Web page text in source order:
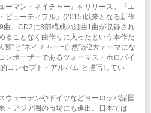
ーマン・ネイチャー』をリリース。『エ
ビューティフル』(2015)以来となる新作
、CD2に8部構成の組曲1曲が収録され
ることなく曲作りに入ったという本作だ
”と“ネイチャー=自然”が2大テーマにな
ンポーザーであるツォーマス・ホロパイ
コンセプト・アルバム”と描写してい
ウェーデンやドイツなどヨーロッパ諸国
・アジア圏の市場にも進出。日本では